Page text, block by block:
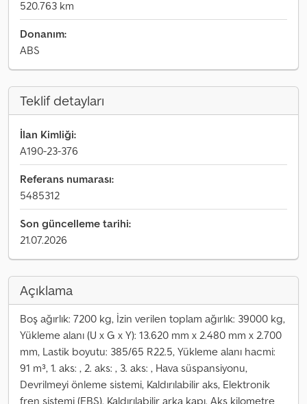
520.763 km
Donanım:
ABS
Teklif detayları
İlan Kimliği:
A190-23-376
Referans numarası:
5485312
Son güncelleme tarihi:
21.07.2026
Açıklama
Boş ağırlık: 7200 kg, İzin verilen toplam ağırlık: 39000 kg,
Yükleme alanı (U x G x Y): 13.620 mm x 2.480 mm x 2.700
mm, Lastik boyutu: 385/65 R22.5, Yükleme alanı hacmi:
91 m³, 1. aks: , 2. aks: , 3. aks: , Hava süspansiyonu,
Devrilmeyi önleme sistemi, Kaldırılabilir aks, Elektronik
fren sistemi (EBS), Kaldırılabilir arka kapı, Aks kilometre